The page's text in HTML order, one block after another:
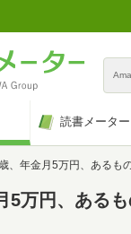
読書メータ
年金月5万円、あるもので工夫する楽しい
5万円、ある